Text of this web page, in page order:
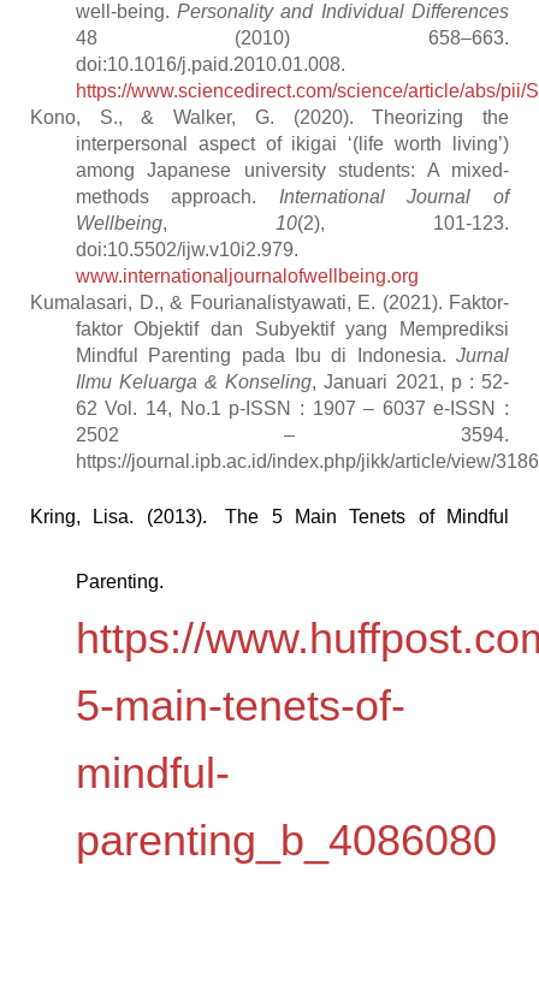
well-being.Personality and Individual Differences
48 (2010) 658–663.
doi:10.1016/j.paid.2010.01.008.
https://www.sciencedirect.com/science/article/abs/pii/
Kono, S., & Walker, G. (2020). Theorizing the
interpersonal aspect of ikigai ‘(life worth living’)
among Japanese university students: A mixed-
methods approach. International Journal of
Wellbeing, 10(2), 101-123.
doi:10.5502/ijw.v10i2.979.
www.internationaljournalofwellbeing.org
Kumalasari, D., & Fourianalistyawati, E. (2021). Faktor-
faktor Objektif dan Subyektif yang Memprediksi
Mindful Parenting pada Ibu di Indonesia. Jurnal
Ilmu Keluarga & Konseling, Januari 2021, p : 52-
62 Vol. 14, No.1 p-ISSN : 1907 – 6037 e-ISSN :
2502 – 3594.
https://journal.ipb.ac.id/index.php/jikk/article/view/
Kring, Lisa. (2013). The 5 Main Tenets of Mindful
Parenting.
https://
5-main-tenets-of-
mindful-
parenting_b_4086080